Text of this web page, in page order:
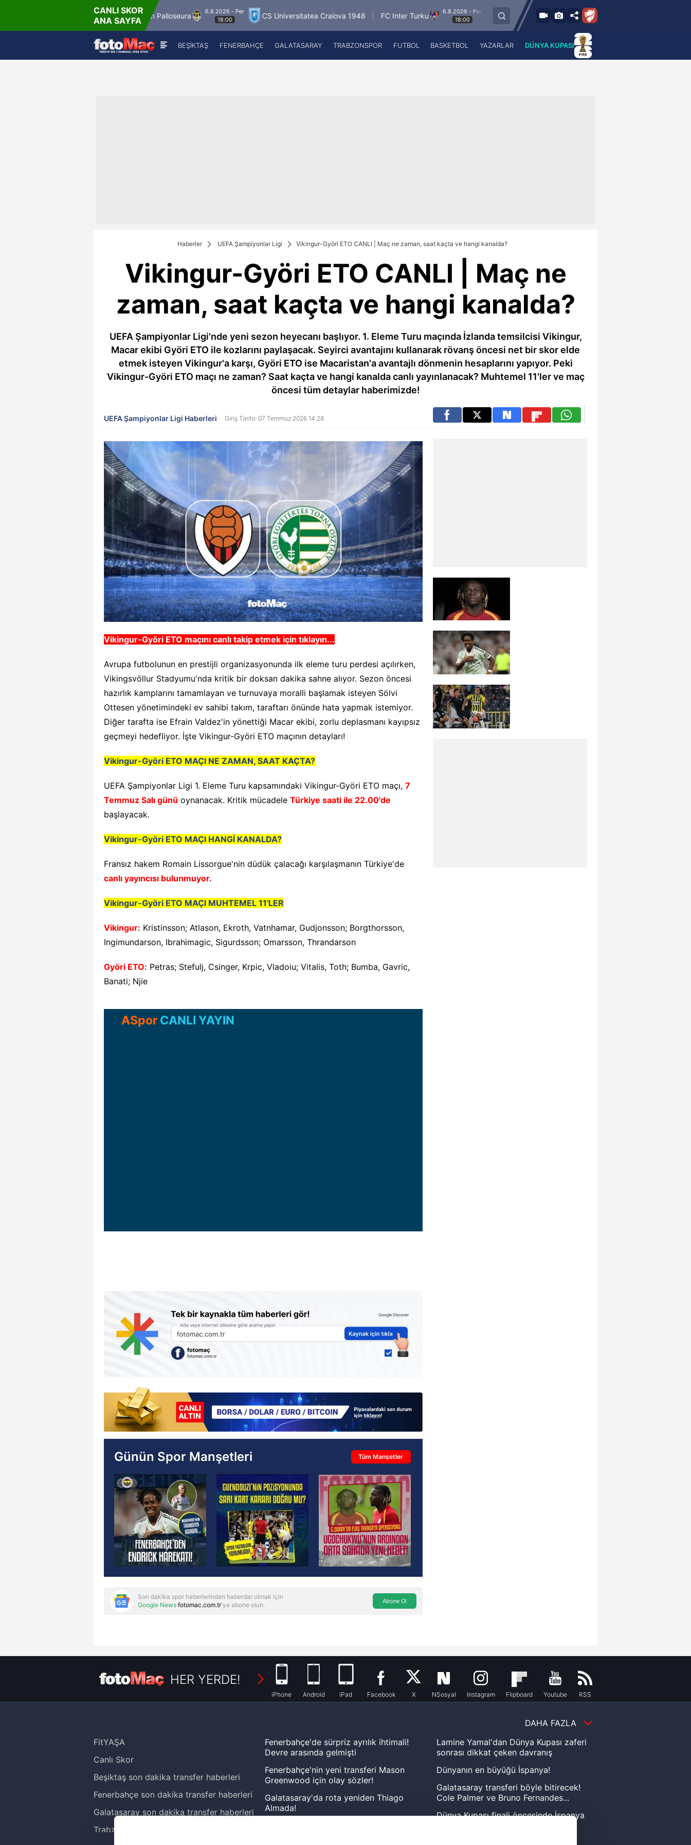
Reddet
CANLI SKOR
ANA SAYFA
Kuopion Palloseura
6.8.2026 - Per
18:00
CS Universitatea Craiova 1948 FC Inter Turku
6.8.2026 - Per
18:00
FC Vaduz Jagiellonia Bialystok
6.8.2026 - Per
19:00
A Haber Radyo
BEŞİKTAŞ FENERBAHÇE GALATASARAY TRABZONSPOR FUTBOL BASKETBOL YAZARLAR DÜNYA KUPASI
Haberler UEFA Şampiyonlar Ligi Vikingur-Györi ETO CANLI | Maç ne zaman, saat kaçta ve hangi kanalda?
Vikingur-Györi ETO CANLI | Maç ne
zaman, saat kaçta ve hangi kanalda?
UEFA Şampiyonlar Ligi'nde yeni sezon heyecanı başlıyor. 1. Eleme Turu maçında İzlanda temsilcisi Vikingur,
Macar ekibi Györi ETO ile kozlarını paylaşacak. Seyirci avantajını kullanarak rövanş öncesi net bir skor elde
etmek isteyen Vikingur'a karşı, Györi ETO ise Macaristan'a avantajlı dönmenin hesaplarını yapıyor. Peki
Vikingur-Györi ETO maçı ne zaman? Saat kaçta ve hangi kanalda canlı yayınlanacak? Muhtemel 11'ler ve maç
öncesi tüm detaylar haberimizde!
UEFA Şampiyonlar Ligi Haberleri Giriş Tarihi: 07 Temmuz 2026 14:28
Vikingur-Györi ETO maçını canlı takip etmek için tıklayın...
Avrupa futbolunun en prestijli organizasyonunda ilk eleme turu perdesi açılırken,
Vikingsvöllur Stadyumu'nda kritik bir doksan dakika sahne alıyor. Sezon öncesi
hazırlık kamplarını tamamlayan ve turnuvaya moralli başlamak isteyen Sölvi
Ottesen yönetimindeki ev sahibi takım, taraftarı önünde hata yapmak istemiyor.
Diğer tarafta ise Efrain Valdez'in yönettiği Macar ekibi, zorlu deplasmanı kayıpsız
geçmeyi hedefliyor. İşte Vikingur-Györi ETO maçının detayları!
Vikingur-Györi ETO MAÇI NE ZAMAN, SAAT KAÇTA?
UEFA Şampiyonlar Ligi 1. Eleme Turu kapsamındaki Vikingur-Györi ETO maçı, 7
Temmuz Salı günü oynanacak. Kritik mücadele Türkiye saati ile 22.00'de
başlayacak.
Vikingur-Györi ETO MAÇI HANGİ KANALDA?
Fransız hakem Romain Lissorgue'nin düdük çalacağı karşılaşmanın Türkiye'de
canlı yayıncısı bulunmuyor.
Vikingur-Györi ETO MAÇI MUHTEMEL 11'LER
Vikingur: Kristinsson; Atlason, Ekroth, Vatnhamar, Gudjonsson; Borgthorsson,
Ingimundarson, Ibrahimagic, Sigurdsson; Omarsson, Thrandarson
Györi ETO: Petras; Stefulj, Csinger, Krpic, Vladoiu; Vitalis, Toth; Bumba, Gavric,
Banati; Njie
ASpor CANLI YAYIN
Günün Spor Manşetleri Tüm Manşetler
Son dakika spor haberlerinden haberdar olmak için
Google News fotomac.com.tr'ye abone olun. Abone Ol
HER YERDE!
iPhone Android iPad Facebook X NSosyal Instagram Flipboard Youtube RSS
DAHA FAZLA
FitYAŞA
Canlı Skor
Beşiktaş son dakika transfer haberleri
Fenerbahçe son dakika transfer haberleri
Galatasaray son dakika transfer haberleri
Trabzonspor son dakika transfer
Fenerbahçe'de sürpriz ayrılık ihtimali!
Devre arasında gelmişti
Fenerbahçe'nin yeni transferi Mason
Greenwood için olay sözler!
Galatasaray'da rota yeniden Thiago
Almada!
Lamine Yamal'dan Dünya Kupası zaferi
sonrası dikkat çeken davranış
Dünyanın en büyüğü İspanya!
Galatasaray transferi böyle bitirecek!
Cole Palmer ve Bruno Fernandes...
Dünya Kupası finali öncesinde İspanya